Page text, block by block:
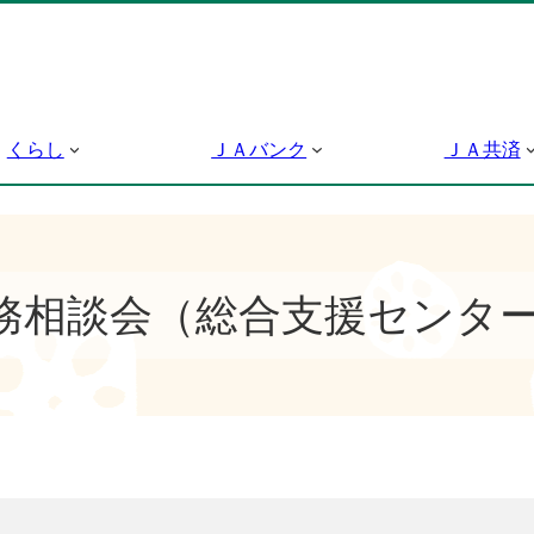
くらし ＪＡバンク ＪＡ共済
相談会（総合支援センター